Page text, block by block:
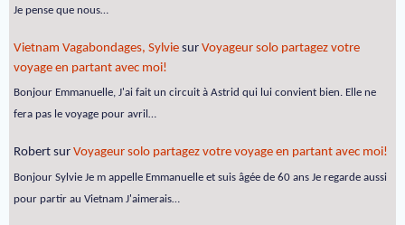
Je pense que nous…
Vietnam Vagabondages, Sylvie sur Voyageur solo partagez votre
voyage en partant avec moi!
Bonjour Emmanuelle, J'ai fait un circuit à Astrid qui lui convient bien. Elle ne
fera pas le voyage pour avril…
Robert sur Voyageur solo partagez votre voyage en partant avec moi!
Bonjour Sylvie Je m appelle Emmanuelle et suis âgée de 60 ans Je regarde aussi
pour partir au Vietnam J'aimerais…